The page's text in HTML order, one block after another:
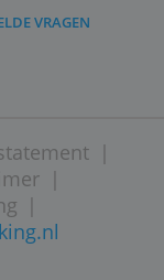
van de
behaald gaat
meestal